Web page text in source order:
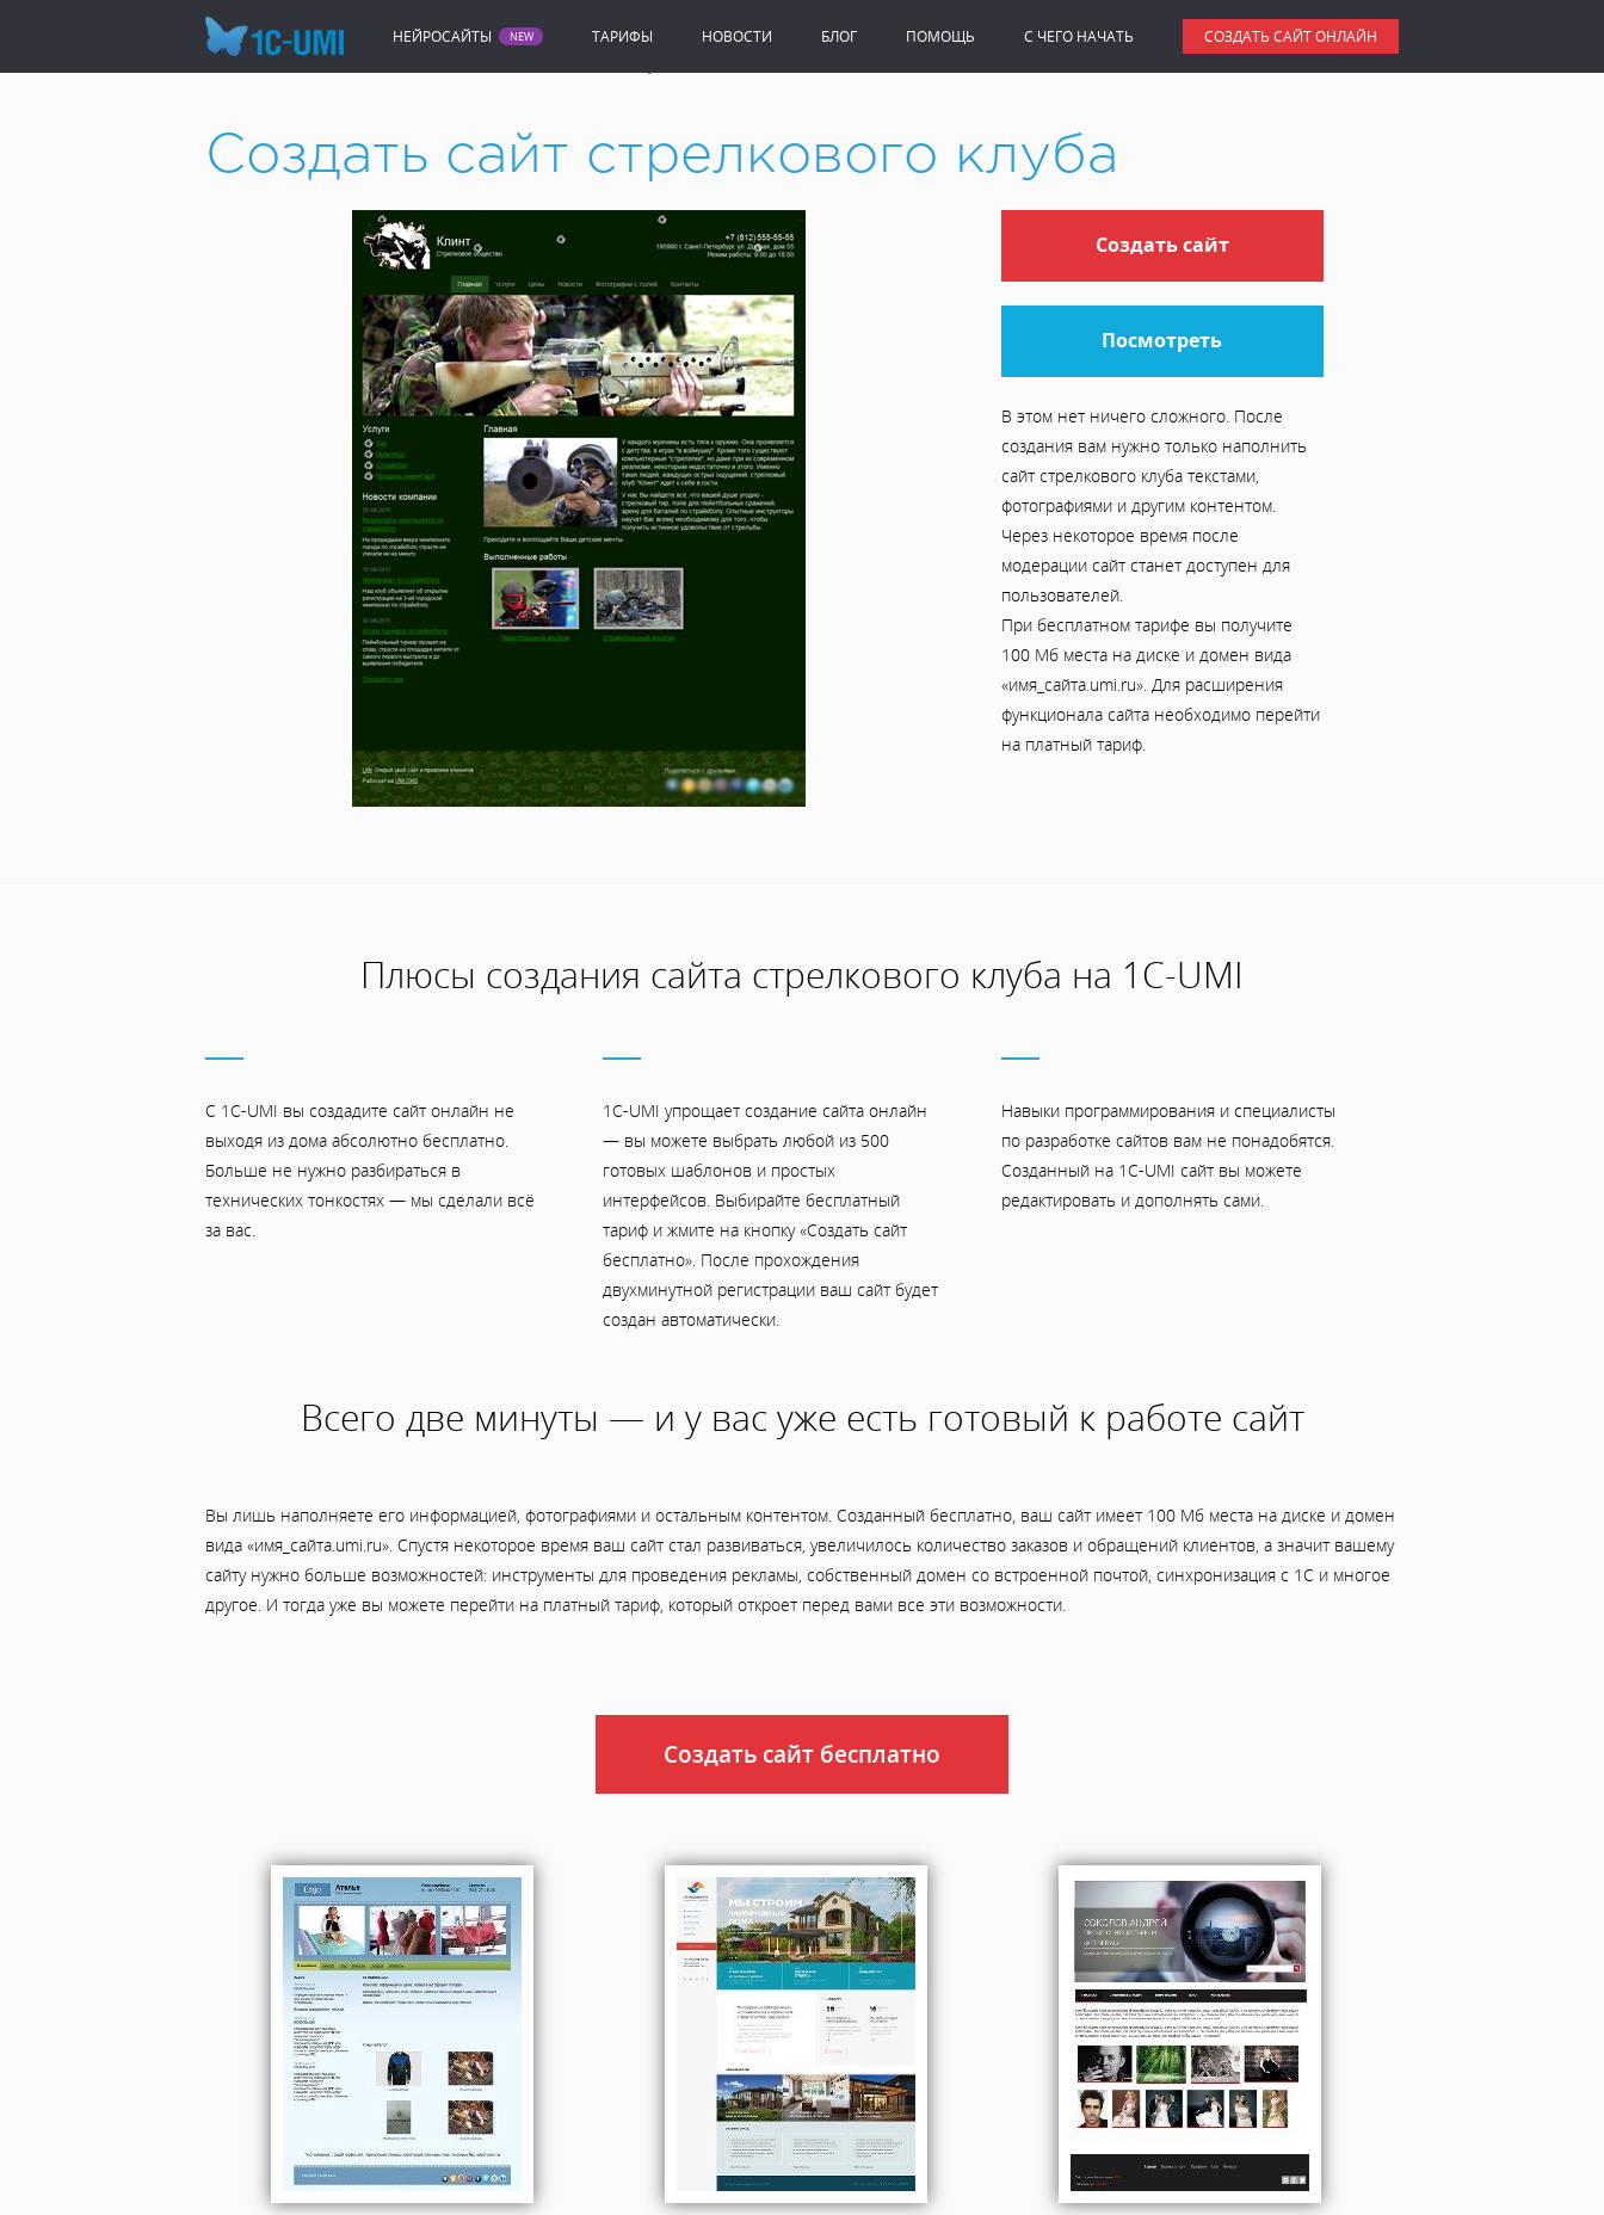
НЕЙРОСАЙТЫ ТАРИФЫ НОВОСТИ БЛОГ ПОМОЩЬ C ЧЕГО НАЧАТЬ СОЗДАТЬ САЙТ ОНЛАЙН
Создать сайт онлайн
Создать сайт стрелкового клуба
Создать сайт
Посмотреть
В этом нет ничего сложного. После
создания вам нужно только наполнить
сайт стрелкового клуба текстами,
фотографиями и другим контентом.
Через некоторое время после
модерации сайт станет доступен для
пользователей.
При бесплатном тарифе вы получите
100 Мб места на диске и домен вида
«имя_сайта.umi.ru». Для расширения
функционала сайта необходимо перейти
на платный тариф.
Плюсы создания сайта стрелкового клуба на 1С-UMI
С 1C-UMI вы создадите сайт онлайн не
выходя из дома абсолютно бесплатно.
Больше не нужно разбираться в
технических тонкостях — мы сделали всё
за вас.
1C-UMI упрощает создание сайта онлайн
— вы можете выбрать любой из 500
готовых шаблонов и простых
интерфейсов. Выбирайте бесплатный
тариф и жмите на кнопку «Создать сайт
бесплатно». После прохождения
двухминутной регистрации ваш сайт будет
создан автоматически.
Навыки программирования и специалисты
по разработке сайтов вам не понадобятся.
Созданный на 1C-UMI сайт вы можете
редактировать и дополнять сами.
Всего две минуты — и у вас уже есть готовый к работе сайт
Вы лишь наполняете его информацией, фотографиями и остальным контентом. Созданный бесплатно, ваш сайт имеет 100 Мб места на диске и домен
вида «имя_сайта.umi.ru». Спустя некоторое время ваш сайт стал развиваться, увеличилось количество заказов и обращений клиентов, а значит вашему
сайту нужно больше возможностей: инструменты для проведения рекламы, собственный домен со встроенной почтой, синхронизация с 1С и многое
другое. И тогда уже вы можете перейти на платный тариф, который откроет перед вами все эти возможности.
Создать сайт бесплатно